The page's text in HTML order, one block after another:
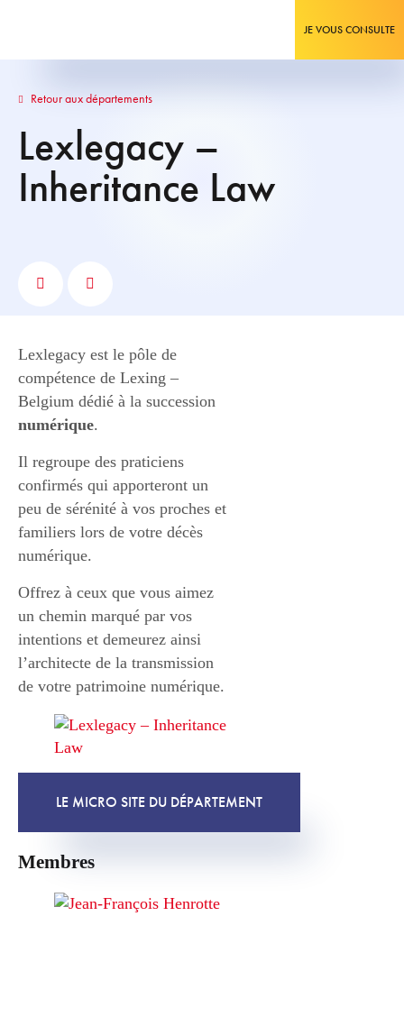
JE VOUS CONSULTE
Retour aux départements
Lexlegacy –
Inheritance Law
Lexlegacy est le pôle de
compétence de Lexing –
Belgium dédié à la succession
numérique.
Il regroupe des praticiens
confirmés qui apporteront un
peu de sérénité à vos proches et
familiers lors de votre décès
numérique.
Offrez à ceux que vous aimez
un chemin marqué par vos
intentions et demeurez ainsi
l’architecte de la transmission
de votre patrimoine numérique.
LE MICRO SITE DU DÉPARTEMENT
Membres